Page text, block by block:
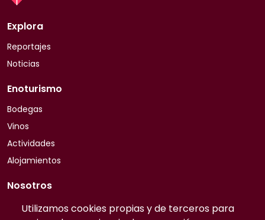
Utilizamos cookies propias y de terceros para
Explora
Reportajes
Noticias
Enoturismo
Bodegas
Vinos
Actividades
Alojamientos
Nosotros
Quiénes somos